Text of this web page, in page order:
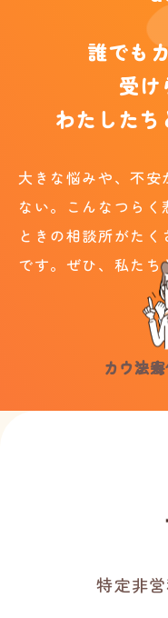
誰でも
受け
わたしたち
大きな悩みや、不
ない。こんなつらく
ときの相談所がた
です。ぜひ、私たち
法
カウン
特定非